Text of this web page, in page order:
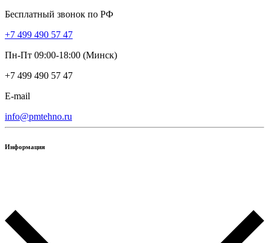
Бесплатный звонок по РФ
+7 499 490 57 47
Пн-Пт 09:00-18:00 (Минск)
+7 499 490 57 47
E-mail
info@pmtehno.ru
Информация